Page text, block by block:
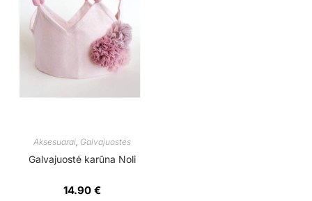
Aksesuarai Galvajuostės
Galvajuostė karūna Noli
14.90€